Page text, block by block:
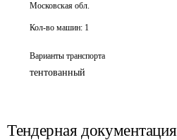
Московская обл.
Кол-во машин: 1
Варианты транспорта
тентованный
Тендерная документация